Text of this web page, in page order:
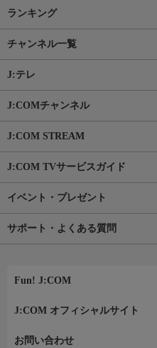
ランキング
チャンネル一覧
J:テレ
J:COMチャンネル
J:COM STREAM
J:COM TVサービスガイド
イベント・プレゼント
サポート・よくある質問
Fun! J:COM
J:COM オフィシャルサイト
お問い合わせ